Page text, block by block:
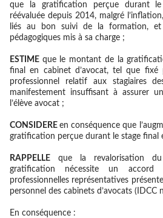
que la gratification perçue durant
réévaluée depuis 2014, malgré
liés au bon suivi de la formation, et
pédagogiques mis à sa charge ;
ESTIME que le montant de la
final en cabinet d’avocat, tel que fixé
professionnel relatif aux stagiaires
manifestement insuffisant à assurer
l’élève avocat ;
CONSIDEREen conséquence que
gratification perçue durant le stage final
RAPPELLE que la revalorisation
gratification nécessite un accord
professionnelles représentatives
personnel des cabinets d’avocats (IDCC
En conséquence :